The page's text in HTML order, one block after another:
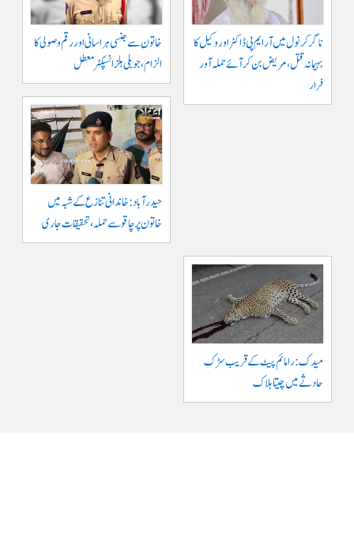
ناگرکرنول میں آر ایم پی ڈاکٹر اور وکیل کا
بہیمانہ قتل، مریض بن کر آئے حملہ آور
فرار
خاتون سے جنسی ہراسانی اور رقم وصولی کا
الزام، جوبلی ہلز انسپکٹر معطل
حیدرآباد: خاندانی تنازع کے شبہ میں
خاتون پر چاقو سے حملہ، تحقیقات جاری
میدک: رامائم پیٹ کے قریب سڑک
حادثے میں چیتا ہلاک